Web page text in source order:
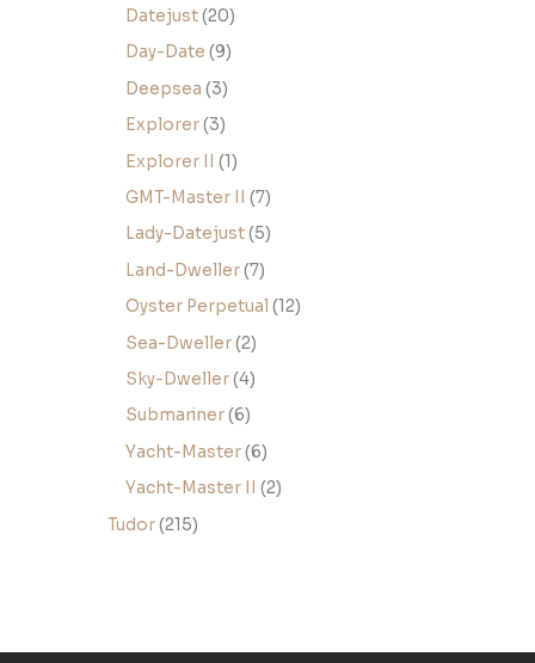
Datejust 20
Day-Date 9
Deepsea 3
Explorer 3
Explorer II
1
GMT-Master II
7
Lady-Datejust 5
Land-Dweller 7
Oyster Perpetual 12
Sea-Dweller 2
Sky-Dweller 4
Submariner 6
Yacht-Master 6
Yacht-Master II
2
Tudor 215